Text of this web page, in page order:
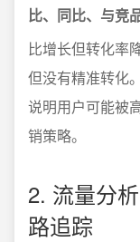
比、同比、与竞
比增长但转化率
但没有精准转化
说明用户可能被
销策略。
2. 流量分
路追踪